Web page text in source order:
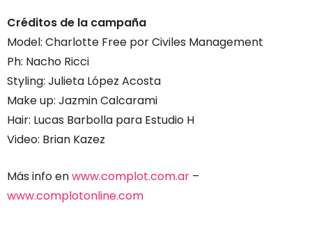
Créditos de la campaña
Model: Charlotte Free por Civiles Management
Ph: Nacho Ricci
Styling: Julieta López Acosta
Make up: Jazmin Calcarami
Hair: Lucas Barbolla para Estudio H
Video: Brian Kazez
Más info enwww.complot.com.ar –
www.complotonline.com